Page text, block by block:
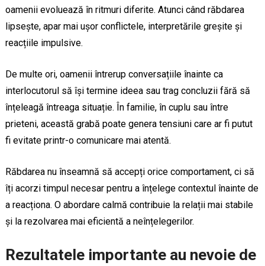
oamenii evoluează în ritmuri diferite. Atunci când răbdarea
lipsește, apar mai ușor conflictele, interpretările greșite și
reacțiile impulsive.
De multe ori, oamenii întrerup conversațiile înainte ca
interlocutorul să își termine ideea sau trag concluzii fără să
înțeleagă întreaga situație. În familie, în cuplu sau între
prieteni, această grabă poate genera tensiuni care ar fi putut
fi evitate printr-o comunicare mai atentă.
Răbdarea nu înseamnă să accepți orice comportament, ci să
îți acorzi timpul necesar pentru a înțelege contextul înainte de
a reacționa. O abordare calmă contribuie la relații mai stabile
și la rezolvarea mai eficientă a neînțelegerilor.
Rezultatele importante au nevoie de